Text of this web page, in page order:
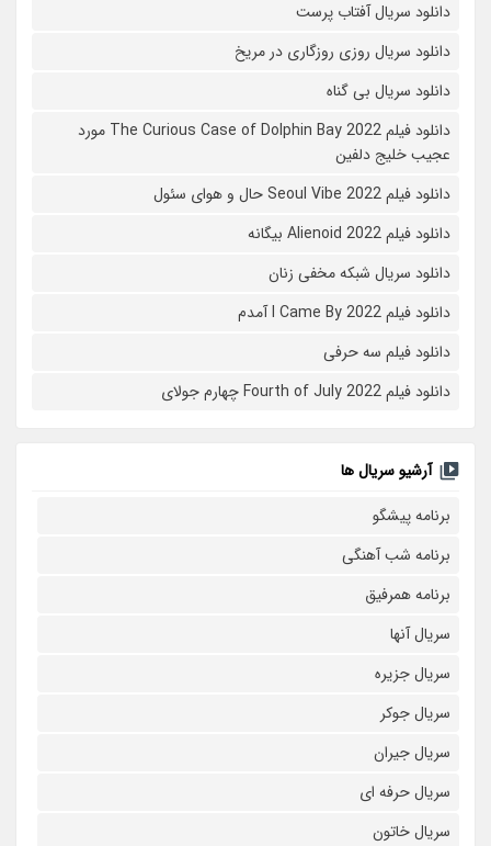
دانلود سریال آفتاب پرست
دانلود سریال روزی روزگاری در مریخ
دانلود سریال بی گناه
دانلود فیلم The Curious Case of Dolphin Bay 2022 مورد
عجیب خلیج دلفین
دانلود فیلم Seoul Vibe 2022 حال و هوای سئول
دانلود فیلم Alienoid 2022 بیگانه
دانلود سریال شبکه مخفی زنان
دانلود فیلم I Came By 2022 آمدم
دانلود فیلم سه حرفی
دانلود فیلم Fourth of July 2022 چهارم جولای
آرشیو سریال ها
برنامه پیشگو
برنامه شب آهنگی
برنامه همرفیق
سریال آنها
سریال جزیره
سریال جوکر
سریال جیران
سریال حرفه ای
سریال خاتون